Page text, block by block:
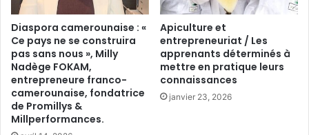
Diaspora camerounaise : «
Ce pays ne se construira
pas sans nous », Milly
Nadège FOKAM,
entrepreneure franco-
camerounaise, fondatrice
de Promillys &
Millperformances.
Apiculture et
entrepreneuriat / Les
apprenants déterminés à
mettre en pratique leurs
connaissances
janvier 23, 2026